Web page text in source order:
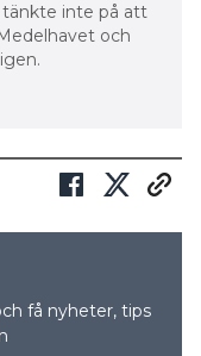
inte på att
och
få nyheter, tips